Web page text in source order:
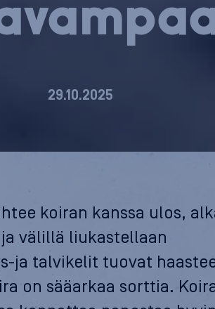
29.10.2025
koiran kanssa ulos,
välillä liukastellaan
ja talvikelit tuovat
on sääarkaa sorttia.